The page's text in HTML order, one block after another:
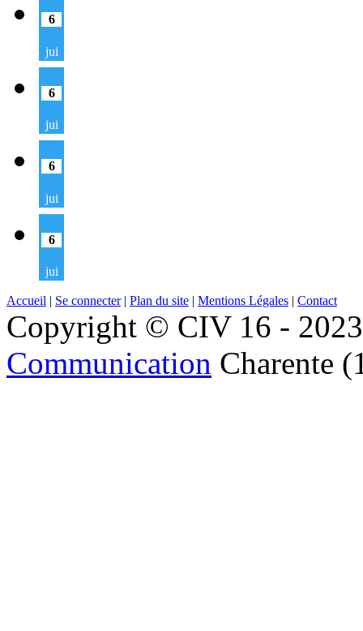
6
jui
6
jui
6
jui
6
jui
Accueil | Se connecter| Plan du site | Mentions Légales | Contact
Copyright © CIV 16 -
Communication Charente